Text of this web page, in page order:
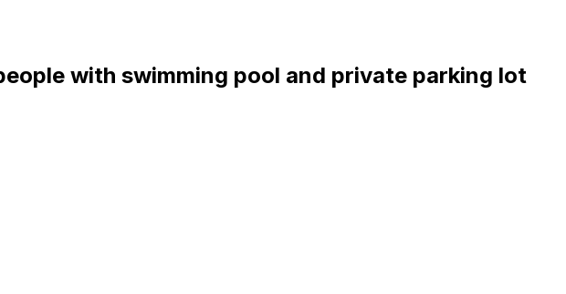
with swimming pool and private parking lot